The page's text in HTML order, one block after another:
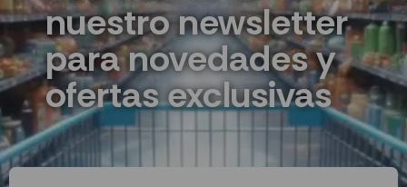
nuestro newsletter
para novedades y
ofertas exclusivas